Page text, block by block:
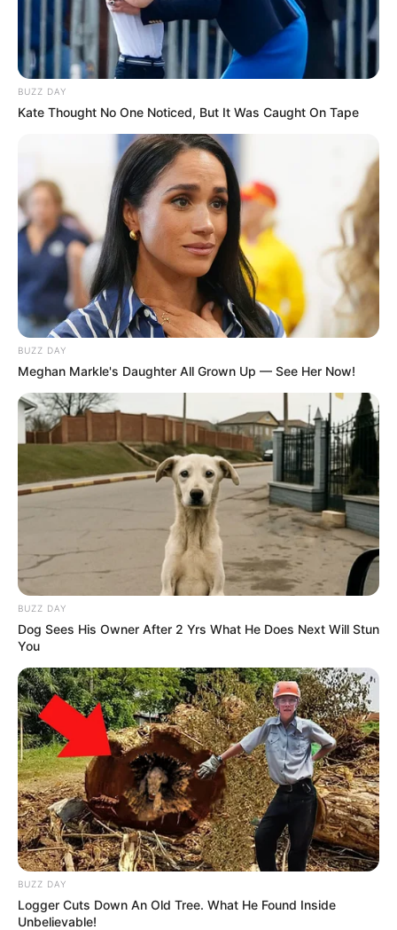
Serem! 9 Chat Ojek Online &
Pelanggan Ini Bikin Auto
Merinding
Bikin Ngakak, 10 Potret
Cosplay Murah Pakai Bahan
Seadanya
Anti Mainstream, 10 Cara
Membawa Barang Belanjaan
Versi Warga Thailand
BUZZ DAY
Kate Thought No One Noticed, But It Was Caught On Tape
BUZZ DAY
Meghan Markle's Daughter All Grown Up — See Her Now!
BUZZ DAY
Dog Sees His Owner After 2 Yrs What He Does Next Will Stun
You
BUZZ DAY
Logger Cuts Down An Old Tree. What He Found Inside
Unbelievable!